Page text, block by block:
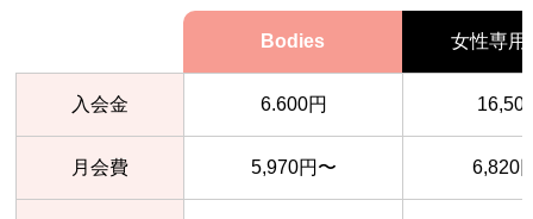
Bodies 女性専用
入会金 6.600円
月会費 5,970円〜 6,820